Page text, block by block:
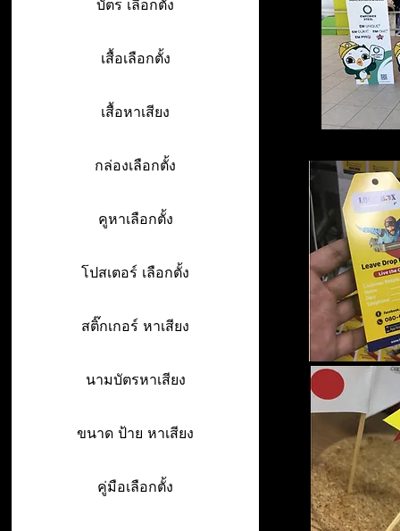
บัตร เลือกตั้ง
เสื้อเลือกตั้ง
เสื้อหาเสียง
กล่องเลือกตั้ง
คูหาเลือกตั้ง
โปสเตอร์ เลือกตั้ง
สติ๊กเกอร์ หาเสียง
นามบัตรหาเสียง
ขนาด ป้าย หาเสียง
คู่มือเลือกตั้ง